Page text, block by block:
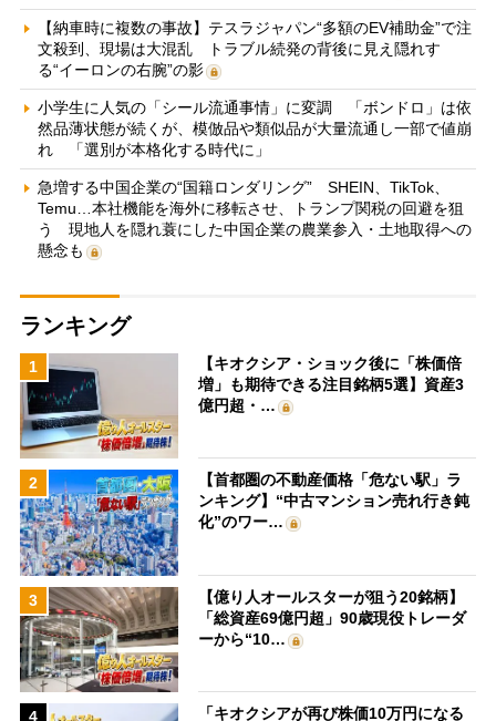
【納車時に複数の事故】テスラジャパン“多額のEV補助金”で注
文殺到、現場は大混乱 トラブル続発の背後に見え隠れす
る“イーロンの右腕”の影
小学生に人気の「シール流通事情」に変調 「ボンドロ」は依
然品薄状態が続くが、模倣品や類似品が大量流通し一部で値崩
れ 「選別が本格化する時代に」
急増する中国企業の“国籍ロンダリング” SHEIN、TikTok、
Temu…本社機能を海外に移転させ、トランプ関税の回避を狙
う 現地人を隠れ蓑にした中国企業の農業参入・土地取得への
懸念も
ランキング
1
【キオクシア・ショック後に「株価倍
増」も期待できる注目銘柄5選】資産3
億円超・…
2
【首都圏の不動産価格「危ない駅」ラ
ンキング】“中古マンション売れ行き鈍
化”のワー…
3
【億り人オールスターが狙う20銘柄】
「総資産69億円超」90歳現役トレーダ
ーから“10…
4
「キオクシアが再び株価10万円になる